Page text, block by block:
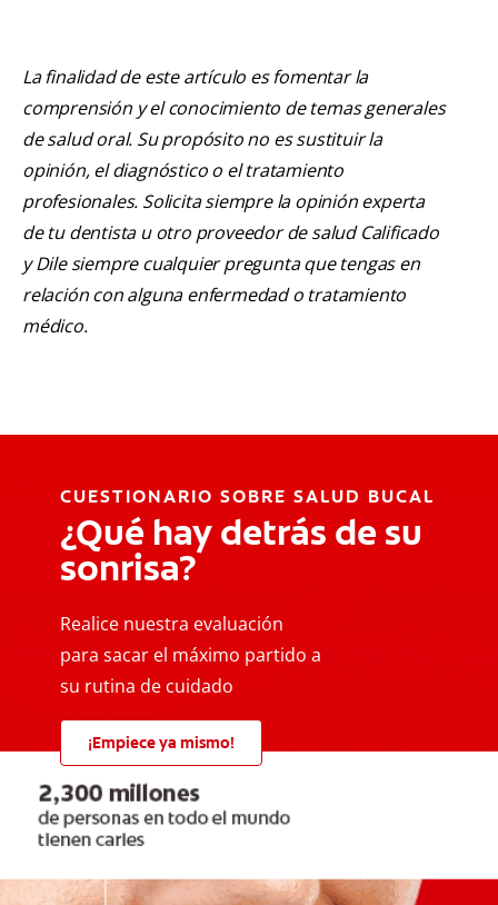
La finalidad de este artículo es fomentar la
comprensión y el conocimiento de temas generales
de salud oral. Su propósito no es sustituir la
opinión, el diagnóstico o el tratamiento
profesionales. Solicita siempre la opinión experta
de tu dentista u otro proveedor de salud Calificado
y Dile siempre cualquier pregunta que tengas en
relación con alguna enfermedad o tratamiento
médico.
CUESTIONARIO SOBRE SALUD BUCAL
¿Qué hay detrás de su
sonrisa?
Realice nuestra evaluación
para sacar el máximo partido a
su rutina de cuidado
¡Empiece ya mismo!